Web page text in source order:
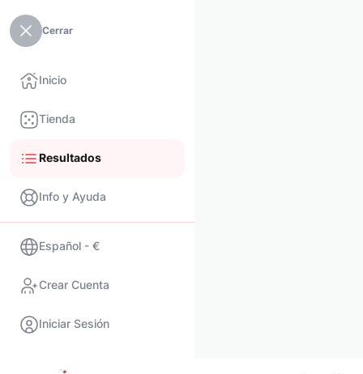
Cerrar
Inicio
Tienda
Resultados
Info y Ayuda
Español - €
Crear Cuenta
Iniciar Sesión